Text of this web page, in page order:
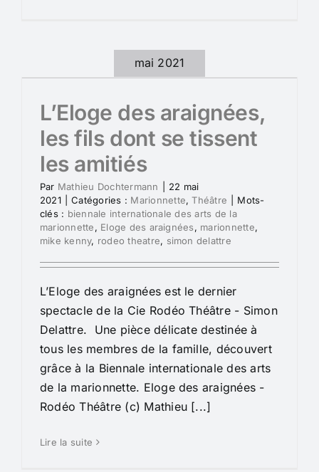
mai 2021
L’Eloge des araignées,
les fils dont se tissent
les amitiés
Par Mathieu Dochtermann
22 mai
2021
Catégories : Marionnette,Théâtre
Mots-
clés : biennale internationale des arts de la
marionnette, Eloge des araignées, marionnette,
mike kenny, rodeo theatre, simon delattre
L’Eloge des araignées est le dernier
spectacle de la Cie Rodéo Théâtre - Simon
Delattre. Une pièce délicate destinée à
tous les membres de la famille, découvert
grâce à la Biennale internationale des arts
de la marionnette. Eloge des araignées -
Rodéo Théâtre (c) Mathieu [...]
Lire la suite